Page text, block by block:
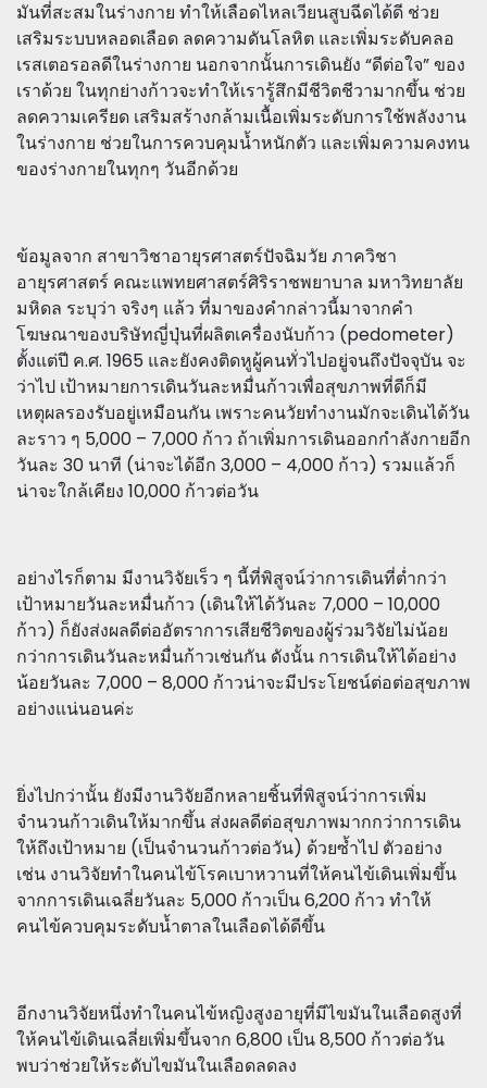
มันที่สะสมในร่างกาย ทำให้เลือดไหลเวียนสูบฉีดได้ดี ช่วย
เสริมระบบหลอดเลือด ลดความดันโลหิต และเพิ่มระดับคลอ
เรสเตอรอลดีในร่างกาย นอกจากนั้นการเดินยัง “ดีต่อใจ” ของ
เราด้วย ในทุกย่างก้าวจะทำให้เรารู้สึกมีชีวิตชีวามากขึ้น ช่วย
ลดความเครียด เสริมสร้างกล้ามเนื้อเพิ่มระดับการใช้พลังงาน
ในร่างกาย ช่วยในการควบคุมน้ำหนักตัว และเพิ่มความคงทน
ของร่างกายในทุกๆ วันอีกด้วย
ข้อมูลจาก สาขาวิชาอายุรศาสตร์ปัจฉิมวัย ภาควิชา
อายุรศาสตร์ คณะแพทยศาสตร์ศิริราชพยาบาล มหาวิทยาลัย
มหิดล ระบุว่า จริงๆ แล้ว ที่มาของคำกล่าวนี้มาจากคำ
โฆษณาของบริษัทญี่ปุ่นที่ผลิตเครื่องนับก้าว (pedometer)
ตั้งแต่ปี ค.ศ. 1965 และยังคงติดหูผู้คนทั่วไปอยู่จนถึงปัจจุบัน จะ
ว่าไป เป้าหมายการเดินวันละหมื่นก้าวเพื่อสุขภาพที่ดีก็มี
เหตุผลรองรับอยู่เหมือนกัน เพราะคนวัยทำงานมักจะเดินได้วัน
ละราว ๆ 5,000 – 7,000 ก้าว ถ้าเพิ่มการเดินออกกำลังกายอีก
วันละ 30 นาที (น่าจะได้อีก 3,000 – 4,000 ก้าว) รวมแล้วก็
น่าจะใกล้เคียง 10,000 ก้าวต่อวัน
อย่างไรก็ตาม มีงานวิจัยเร็ว ๆ นี้ที่พิสูจน์ว่าการเดินที่ต่ำกว่า
เป้าหมายวันละหมื่นก้าว (เดินให้ได้วันละ 7,000 – 10,000
ก้าว) ก็ยังส่งผลดีต่ออัตราการเสียชีวิตของผู้ร่วมวิจัยไม่น้อย
กว่าการเดินวันละหมื่นก้าวเช่นกัน ดังนั้น การเดินให้ได้อย่าง
น้อยวันละ 7,000 – 8,000 ก้าวน่าจะมีประโยชน์ต่อต่อสุขภาพ
อย่างแน่นอนค่ะ
ยิ่งไปกว่านั้น ยังมีงานวิจัยอีกหลายชิ้นที่พิสูจน์ว่าการเพิ่ม
จำนวนก้าวเดินให้มากขึ้น ส่งผลดีต่อสุขภาพมากกว่าการเดิน
ให้ถึงเป้าหมาย (เป็นจำนวนก้าวต่อวัน) ด้วยซ้ำไป ตัวอย่าง
เช่น งานวิจัยทำในคนไข้โรคเบาหวานที่ให้คนไข้เดินเพิ่มขึ้น
จากการเดินเฉลี่ยวันละ 5,000 ก้าวเป็น 6,200 ก้าว ทำให้
คนไข้ควบคุมระดับน้ำตาลในเลือดได้ดีขึ้น
อีกงานวิจัยหนึ่งทำในคนไข้หญิงสูงอายุที่มีไขมันในเลือดสูงที่
ให้คนไข้เดินเฉลี่ยเพิ่มขึ้นจาก 6,800 เป็น 8,500 ก้าวต่อวัน
พบว่าช่วยให้ระดับไขมันในเลือดลดลง